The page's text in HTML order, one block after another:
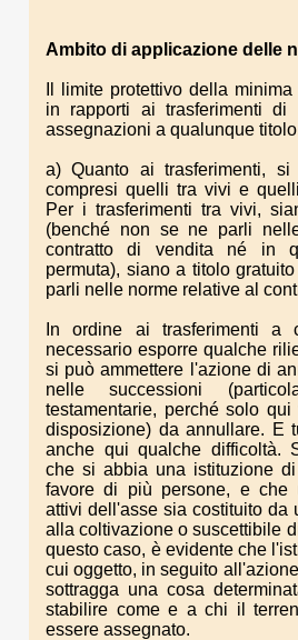
Ambito di applicazione delle
Il limite protettivo della
in rapporti ai trasferimenti di
assegnazioni a qualunque
a) Quanto ai trasferimenti,
compresi quelli tra vivi e
Per i trasferimenti tra vivi,
(benché non se ne parli
contratto di vendita né in
permuta), siano a titolo
parli nelle norme relative al
In ordine ai trasferimenti a
necessario esporre qualche
si può ammettere l'azione di
nelle successioni
testamentarie, perché solo
disposizione) da annullare. E
anche qui qualche difficoltà.
che si abbia una istituzione
favore di più persone, e che
attivi dell'asse sia costituito da
alla coltivazione o suscettibile
questo caso, è evidente che
cui oggetto, in seguito
sottragga una cosa
stabilire come e a chi il
essere assegnato.